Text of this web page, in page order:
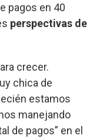
pagos en 40
perspectivas de
crecer.
chica de
estamos
manejando
de pagos” en el